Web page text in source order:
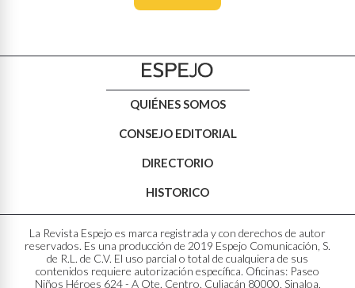
QUIÉNES SOMOS
CONSEJO EDITORIAL
DIRECTORIO
HISTORICO
La Revista Espejo es marca registrada y con derechos de autor
reservados. Es una producción de 2019 Espejo Comunicación, S.
de R.L. de C.V. El uso parcial o total de cualquiera de sus
contenidos requiere autorización específica. Oficinas: Paseo
Niños Héroes 624 - A Ote. Centro. Culiacán 80000, Sinaloa,